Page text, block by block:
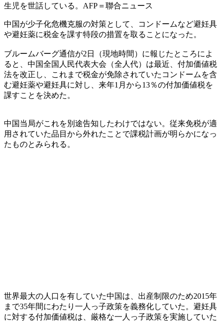
生児を世話している。AFP＝聯合ニュース
中国が少子化危機克服の対策として、コンドームなど避妊具
や避妊薬に税金を課す特段の措置を取ることになった。
ブルームバーグ通信が2日（現地時間）に報じたところによ
ると、中国全国人民代表大会（全人代）は最近、付加価値税
法を改正し、これまで税金が免除されていたコンドームを含
む避妊薬や避妊具に対し、来年1月から13％の付加価値税を
課すことを決めた。
中国当局がこれを別途告知したわけではない。従来免税が適
用されていた品目から外れたことで課税計画が明らかになっ
たものとみられる。
世界最大の人口を有していた中国は、出産制限のため2015年
まで35年間にわたり一人っ子政策を義務化していた。避妊具
に対する付加価値税は、厳格な一人っ子政策を実施していた